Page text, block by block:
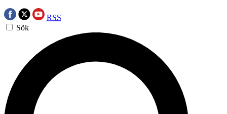
RSS
Sök